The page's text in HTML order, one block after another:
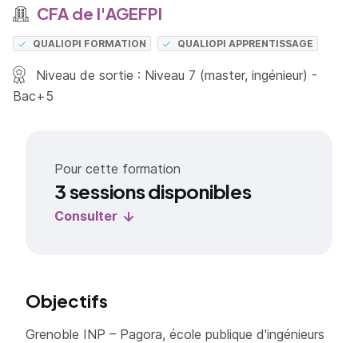
CFA de l'AGEFPI
QUALIOPI FORMATION QUALIOPI APPRENTISSAGE
Niveau de sortie : Niveau 7 (master, ingénieur) -
Bac+5
Pour cette formation
3 sessions disponibles
Consulter
Objectifs
Grenoble INP – Pagora, école publique d'ingénieurs